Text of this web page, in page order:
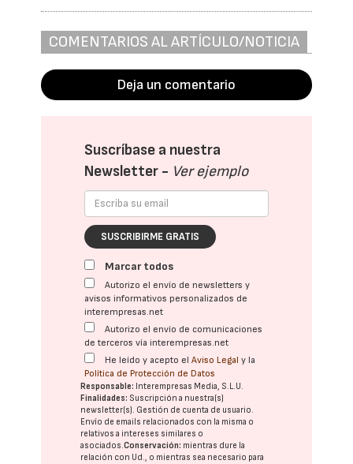
COMENTARIOS AL ARTÍCULO/NOTICIA
Deja un comentario
Suscríbase a nuestra
Newsletter - Ver ejemplo
SUSCRIBIRME GRATIS
Marcar todos
Autorizo el envío de newsletters y
avisos informativos personalizados de
interempresas.net
Autorizo el envío de comunicaciones
de terceros vía interempresas.net
He leído y acepto elAviso Legal y la
Política de Protección de Datos
Responsable: Interempresas Media, S.L.U.
Finalidades: Suscripción a nuestra(s)
newsletter(s). Gestión de cuenta de usuario.
Envío de emails relacionados con la misma o
relativos a intereses similares o
asociados.Conservación: mientras dure la
relación con Ud., o mientras sea necesario para